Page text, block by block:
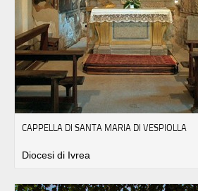
CAPPELLA DI SANTA MARIA DI VESPIOLLA
Diocesi di Ivrea